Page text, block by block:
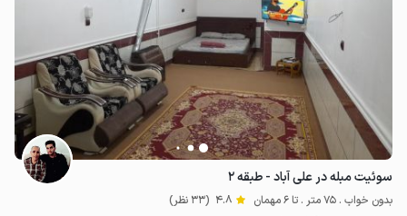
سوئیت مبله در علی آباد - طبقه ۲
بدون خواب . 75 متر . تا 6 مهمان 4.8 (33 نظر)